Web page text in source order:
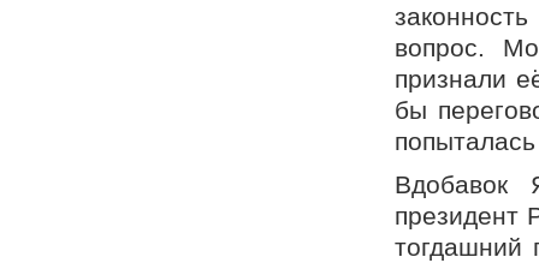
вопрос.
признали
бы
Вдобавок
президент
тогдашний